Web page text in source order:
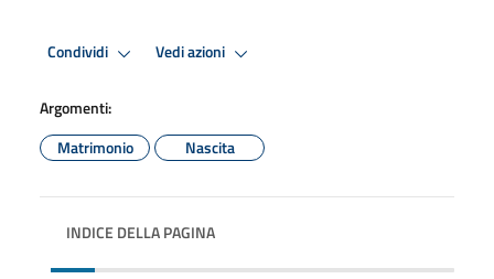
Condividi Vedi azioni
Argomenti:
Matrimonio
Nascita
INDICE DELLA PAGINA